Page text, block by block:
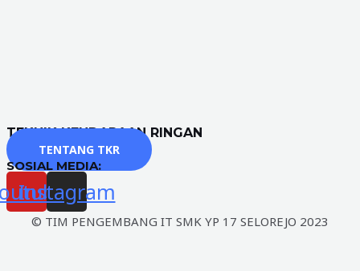
TEKNIK KENDARAAN RINGAN
TENTANG TKR
SOSIAL MEDIA:
Instagram
© TIM PENGEMBANG IT SMK YP 17 SELOREJO 2023